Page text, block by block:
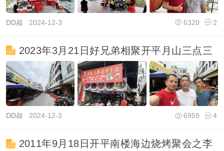
DD叔 2024-12-3 2
6320
2023年3月21日好兄弟相聚开平月山三点三
DD叔 2024-12-3 4
6959
2011年9月18日开平南楼海边烧烤聚会之李